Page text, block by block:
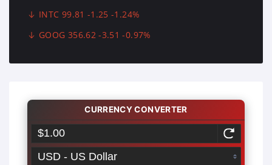
INTC 99.81 -1.25 -1.24%
GOOG 356.62 -3.51 -0.97%